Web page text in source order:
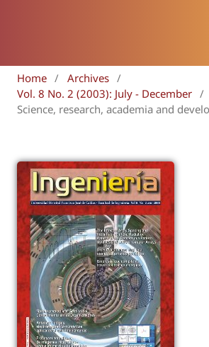
Home / Archives /
Vol. 8 No. 2 (2003): July - December /
Science, research, academia and